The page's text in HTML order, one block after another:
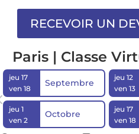
Paris | Classe
jeu 17
ven 18
Septembre
jeu 1
ven 2
Octobre
jeu 12
ven 13
jeu 17
ven 18